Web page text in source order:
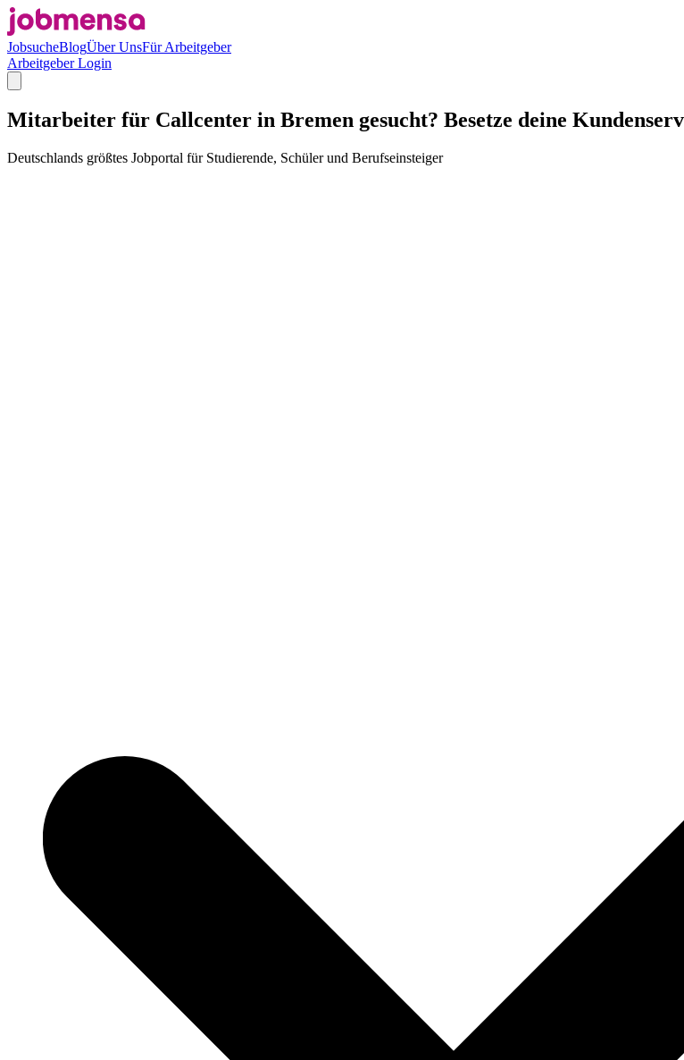
JobsucheBlogÜber UnsFür Arbeitgeber
Arbeitgeber Login
Mitarbeiter für Callcenter in Bremen gesucht? Besetze deine
Deutschlands größtes Jobportal für Studierende, Schüler und Berufseinsteiger